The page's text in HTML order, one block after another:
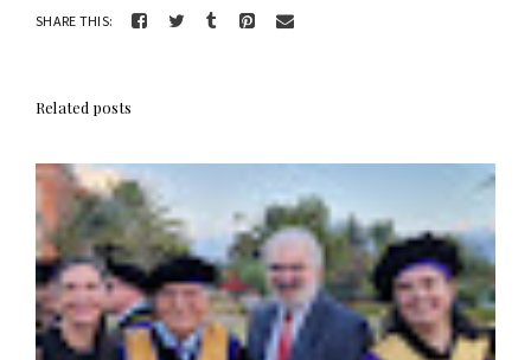
SHARE THIS:
Related posts